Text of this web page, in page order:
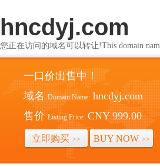
hncdyj.com
您正在访问的域名可以转让!This domain
一口价出售中！
域名 Domain Name: hncdyj.com
售价 Listing Price: CNY 999.00
立即购买 >> BUY NOW >>